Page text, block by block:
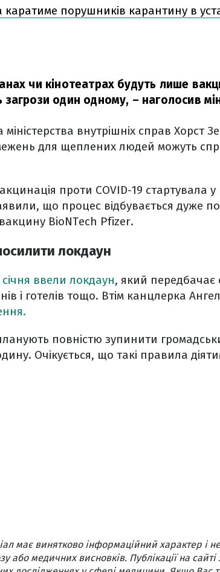
каратиме порушників карантину в
чи кінотеатрах будуть лише
загрози один одному, – наголосив
внутрішніх справ Хорст
для щеплених людей можуть
проти COVID-19 стартувала
що процес відбувається дуже
BioNTech Pfizer.
локдаун
січня ввели локдаун, який передбачає
і готелів тощо. Втім канцлерка
повністю зупинити
Очікується, що такі правила
має винятково інформаційний характер і
або медичних висновків. Публікації на сайті